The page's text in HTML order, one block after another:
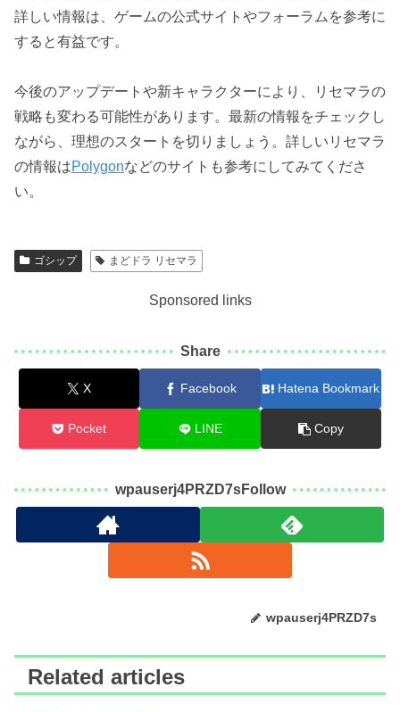
詳しい情報は、ゲームの公式サイトやフォーラムを参考に
すると有益です。
今後のアップデートや新キャラクターにより、リセマラの
戦略も変わる可能性があります。最新の情報をチェックし
ながら、理想のスタートを切りましょう。詳しいリセマラ
の情報はPolygonなどのサイトも参考にしてみてくださ
い。
ゴシップ まどドラ リセマラ
Sponsored links
Share
X Facebook Hatena Bookmark
Pocket LINE Copy
wpauserj4PRZD7sFollow
wpauserj4PRZD7s
Related articles